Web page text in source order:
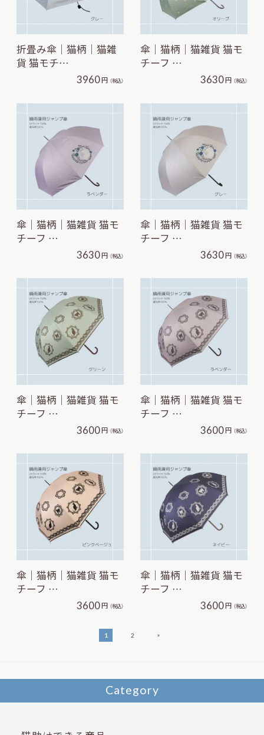
折畳み傘｜猫柄｜猫雑
貨 猫モチ…
3960円 （税込）
傘｜猫柄｜猫雑貨 猫モ
チーフ …
3630円 （税込）
傘｜猫柄｜猫雑貨 猫モ
チーフ …
3630円 （税込）
傘｜猫柄｜猫雑貨 猫モ
チーフ …
3630円 （税込）
傘｜猫柄｜猫雑貨 猫モ
チーフ …
3600円 （税込）
傘｜猫柄｜猫雑貨 猫モ
チーフ …
3600円 （税込）
傘｜猫柄｜猫雑貨 猫モ
チーフ …
3600円 （税込）
傘｜猫柄｜猫雑貨 猫モ
チーフ …
3600円 （税込）
1 2 »
Category